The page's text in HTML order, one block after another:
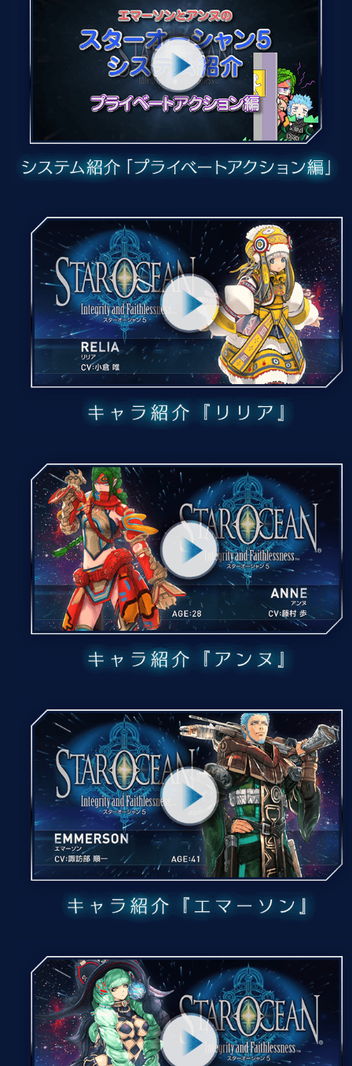
著作権について
サポートセンター
プライバシーポリシー
© 2016 SQUARE ENIX CO., LTD. All Rights Reserved. Developed by tri-
Ace Inc. CHARACTER DESIGN：akiman